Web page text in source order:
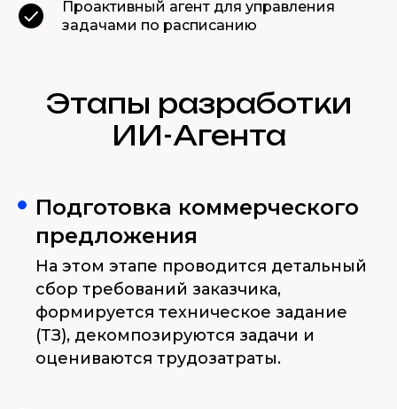
Проактивный агент для управления
задачами по расписанию
Этапы разработки
ИИ-Агента
Подготовка коммерческого
предложения
На этом этапе проводится детальный
сбор требований заказчика,
формируется техническое задание
(ТЗ), декомпозируются задачи и
оцениваются трудозатраты.